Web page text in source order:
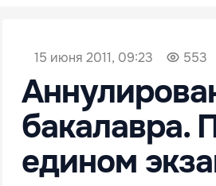
15 июня 2011, 09:23 553
бакалавра.
едином